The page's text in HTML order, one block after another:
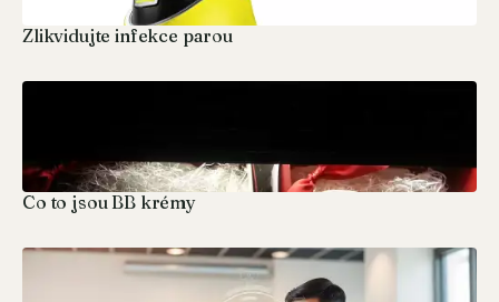
Zlikvidujte infekce parou
Co to jsou BB krémy